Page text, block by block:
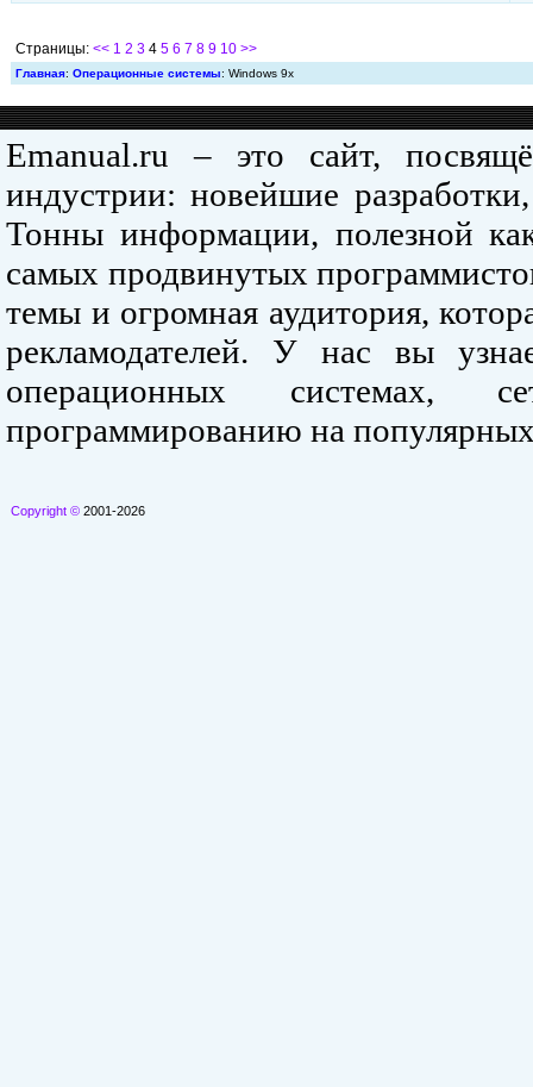
Страницы: << 1 2 34 5 6 7 8 9 10 >>
Главная: Операционные системы: Windows 9x
Emanual.ru – это сайт,
индустрии: новейшие
Тонны информации, полезной
самых продвинутых
темы и огромная аудитория,
рекламодателей. У нас вы
операционных системах,
программированию на
Copyright © 2001-2026